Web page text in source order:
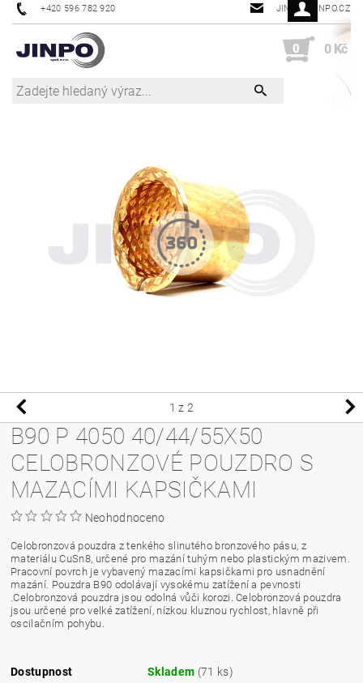
+420 596 782 920 JINPO@JINPO.CZ
0 0 Kč
1 z 2
B90 P 4050 40/44/55X50
CELOBRONZOVÉ POUZDRO S
MAZACÍMI KAPSIČKAMI
Neohodnoceno
Celobronzová pouzdra z tenkého slinutého bronzového pásu, z
materiálu CuSn8, určené pro mazání tuhým nebo plastickým mazivem.
Pracovní povrch je vybavený mazacími kapsičkami pro usnadnění
mazání. Pouzdra B90 odolávají vysokému zatížení a pevnosti
.Celobronzová pouzdra jsou odolná vůči korozi. Celobronzová pouzdra
jsou určené pro velké zatížení, nízkou kluznou rychlost, hlavně při
oscilačním pohybu.
Dostupnost Skladem (71 ks)